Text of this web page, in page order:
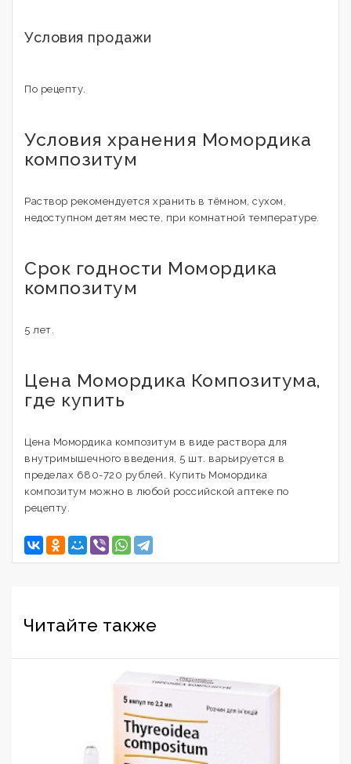
Условия продажи
По рецепту.
Условия хранения Момордика
композитум
Раствор рекомендуется хранить в тёмном, сухом,
недоступном детям месте, при комнатной температуре.
Срок годности Момордика
композитум
5 лет.
Цена Момордика Композитума,
где купить
Цена Момордика композитум в виде раствора для
внутримышечного введения, 5 шт. варьируется в
пределах 680-720 рублей. Купить Момордика
композитум можно в любой российской аптеке по
рецепту.
Читайте также